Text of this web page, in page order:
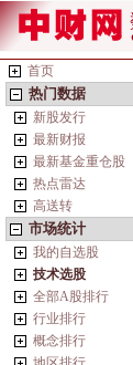
首页
热门数据
新股发行
最新财报
最新基金重仓股
热点雷达
高送转
市场统计
我的自选股
技术选股
全部A股排行
行业排行
概念排行